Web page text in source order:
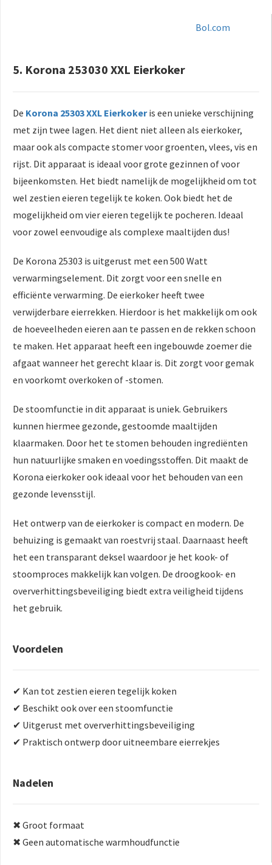
Bol.com
5. Korona 253030 XXL Eierkoker
De Korona 25303 XXL Eierkokeris een unieke verschijning
met zijn twee lagen. Het dient niet alleen als eierkoker,
maar ook als compacte stomer voor groenten, vlees, vis en
rijst. Dit apparaat is ideaal voor grote gezinnen of voor
bijeenkomsten. Het biedt namelijk de mogelijkheid om tot
wel zestien eieren tegelijk te koken. Ook biedt het de
mogelijkheid om vier eieren tegelijk te pocheren. Ideaal
voor zowel eenvoudige als complexe maaltijden dus!
De Korona 25303 is uitgerust met een 500 Watt
verwarmingselement. Dit zorgt voor een snelle en
efficiënte verwarming. De eierkoker heeft twee
verwijderbare eierrekken. Hierdoor is het makkelijk om ook
de hoeveelheden eieren aan te passen en de rekken schoon
te maken. Het apparaat heeft een ingebouwde zoemer die
afgaat wanneer het gerecht klaar is. Dit zorgt voor gemak
en voorkomt overkoken of -stomen.
De stoomfunctie in dit apparaat is uniek. Gebruikers
kunnen hiermee gezonde, gestoomde maaltijden
klaarmaken. Door het te stomen behouden ingrediënten
hun natuurlijke smaken en voedingsstoffen. Dit maakt de
Korona eierkoker ook ideaal voor het behouden van een
gezonde levensstijl.
Het ontwerp van de eierkoker is compact en modern. De
behuizing is gemaakt van roestvrij staal. Daarnaast heeft
het een transparant deksel waardoor je het kook- of
stoomproces makkelijk kan volgen. De droogkook- en
oververhittingsbeveiliging biedt extra veiligheid tijdens
het gebruik.
Voordelen
✔ Kan tot zestien eieren tegelijk koken
✔ Beschikt ook over een stoomfunctie
✔ Uitgerust met oververhittingsbeveiliging
✔ Praktisch ontwerp door uitneembare eierrekjes
Nadelen
✖ Groot formaat
✖ Geen automatische warmhoudfunctie